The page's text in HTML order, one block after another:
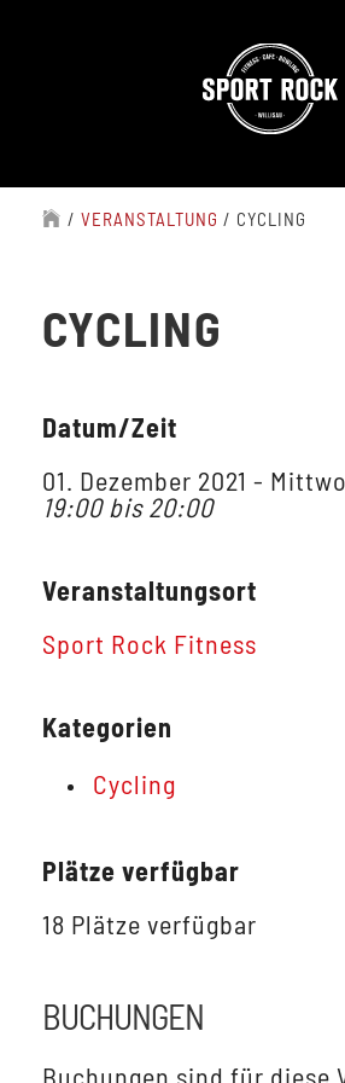
/ VERANSTALTUNG / CYCLING
CYCLING
Datum/Zeit
01. Dezember 2021 -
19:00 bis 20:00
Veranstaltungsort
Sport Rock Fitness
Kategorien
Cycling
Plätze verfügbar
18 Plätze verfügbar
BUCHUNGEN
Buchungen sind für diese